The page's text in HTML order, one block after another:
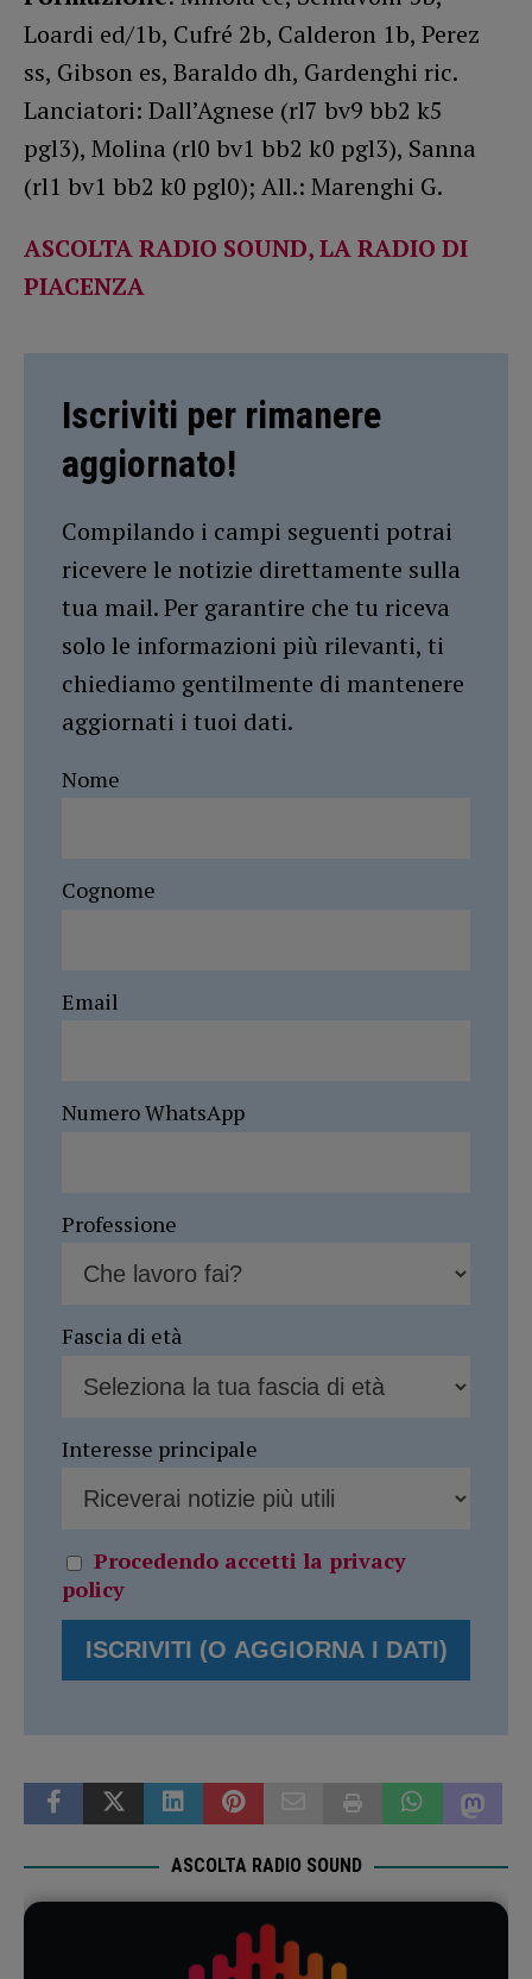
Loardi ed/1b, Cufré 2b, Calderon 1b, Perez
ss, Gibson es, Baraldo dh, Gardenghi ric.
Lanciatori: Dall’Agnese (rl7 bv9 bb2 k5
pgl3), Molina (rl0 bv1 bb2 k0 pgl3), Sanna
(rl1 bv1 bb2 k0 pgl0); All.: Marenghi G.
ASCOLTA RADIO SOUND, LA RADIO DI
PIACENZA
Iscriviti per rimanere
aggiornato!
Compilando i campi seguenti potrai
ricevere le notizie direttamente sulla
tua mail. Per garantire che tu riceva
solo le informazioni più rilevanti, ti
chiediamo gentilmente di mantenere
aggiornati i tuoi dati.
Nome
Cognome
Email
Numero WhatsApp
Professione
Fascia di età
Interesse principale
Procedendo accetti la privacy
policy
ASCOLTA RADIO SOUND